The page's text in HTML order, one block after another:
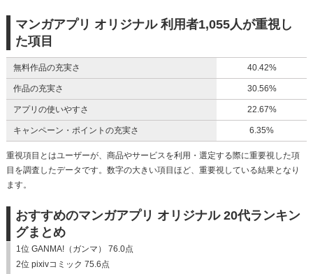
マンガアプリ オリジナル 利用者1,055人が重視し
た項目
無料作品の充実さ 40.42%
作品の充実さ 30.56%
アプリの使いやすさ 22.67%
キャンペーン・ポイントの充実さ 6.35%
重視項目とはユーザーが、商品やサービスを利用・選定する際に重要視した項
目を調査したデータです。数字の大きい項目ほど、重要視している結果となり
ます。
おすすめのマンガアプリ オリジナル 20代ランキン
グまとめ
1位 GANMA!（ガンマ） 76.0点
2位 pixivコミック 75.6点